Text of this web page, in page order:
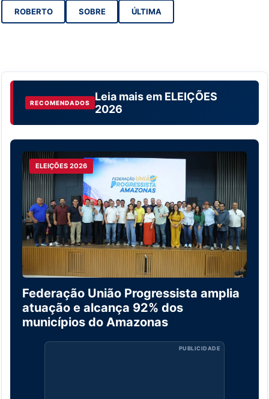
ROBERTO SOBRE ÚLTIMA
RECOMENDADOS Leia mais em ELEIÇÕES
2026
ELEIÇÕES 2026
Federação União Progressista amplia
atuação e alcança 92% dos
municípios do Amazonas
PUBLICIDADE